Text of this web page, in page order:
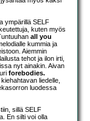
ympärillä SELF
kuten myös
all you
kummia ja
Aiemmin
tehot ja ilon irti,
nyt ainakin. Aivan
forebodies.
liedelle,
luodessa
sillä SELF
En silti voi olla